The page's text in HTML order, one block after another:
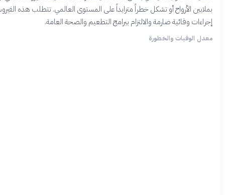
الأرواح أو تشكل خطراً متزايداً على المستوى العالمي. تتطلب هذه الفيروسات
وقائية صارمة والالتزام ببرامج التطعيم والصحة العامة.
الوفيات والخطورة